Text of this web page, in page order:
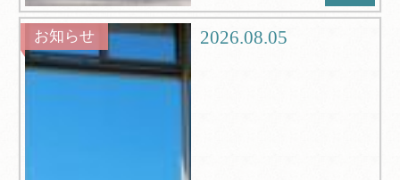
お知らせ 2026.08.05